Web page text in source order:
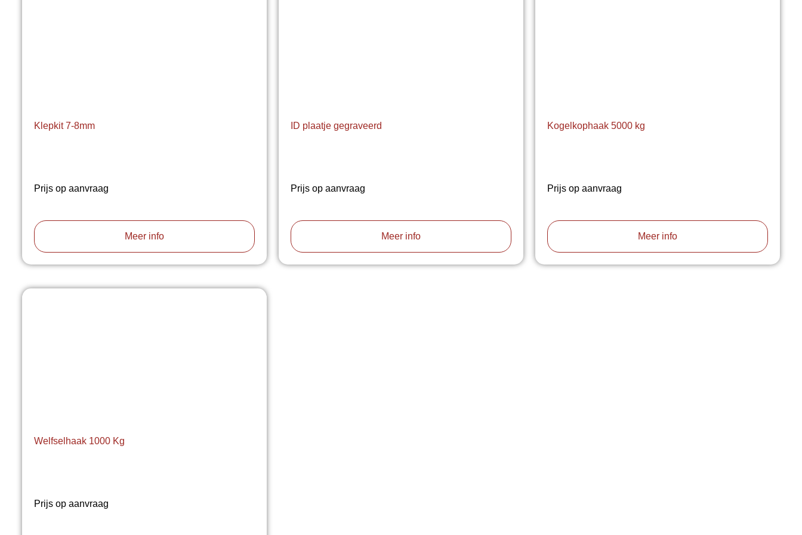
Klepkit 7-8mm
Prijs op aanvraag
Meer info
ID plaatje gegraveerd
Prijs op aanvraag
Meer info
Kogelkophaak 5000 kg
Prijs op aanvraag
Meer info
Welfselhaak 1000 Kg
Prijs op aanvraag